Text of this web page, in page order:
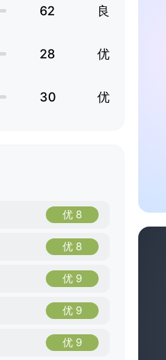
62 良
28 优
30 优
优 8
优 8
优 9
优 9
优 9